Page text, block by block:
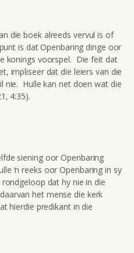
die boek alreeds vervul is of
is dat Openbaring dinge oor
konings voorspel. Die feit dat
impliseer dat die leiers van die
nie. Hulle kan net doen wat die
4:35).
siening oor Openbaring
‘n reeks oor Openbaring in sy
dat hy nie in die
het mense die kerk
hierdie predikant in die